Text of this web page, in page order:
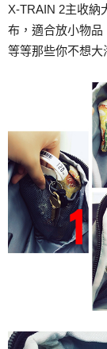
X-TRAIN 2主收納
布，適合放小物
等等那些你不想大